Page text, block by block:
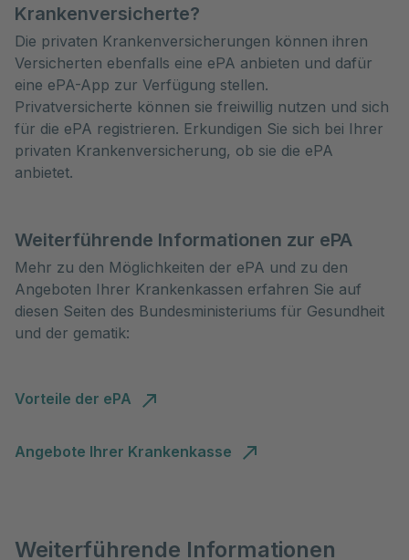
Krankenversicherte?
Die privaten Krankenversicherungen können ihren
Versicherten ebenfalls eine ePA anbieten und dafür
eine ePA-App zur Verfügung stellen.
Privatversicherte können sie freiwillig nutzen und sich
für die ePA registrieren. Erkundigen Sie sich bei Ihrer
privaten Krankenversicherung, ob sie die ePA
anbietet.
Weiterführende Informationen zur ePA
Mehr zu den Möglichkeiten der ePA und zu den
Angeboten Ihrer Krankenkassen erfahren Sie auf
diesen Seiten des Bundesministeriums für Gesundheit
und der gematik:
Vorteile der ePA
Angebote Ihrer Krankenkasse
Weiterführende Informationen